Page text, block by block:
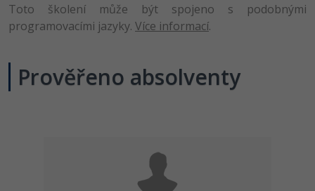
Toto školení může být spojeno s podobnými
programovacími jazyky. Více informací.
Prověřeno absolventy